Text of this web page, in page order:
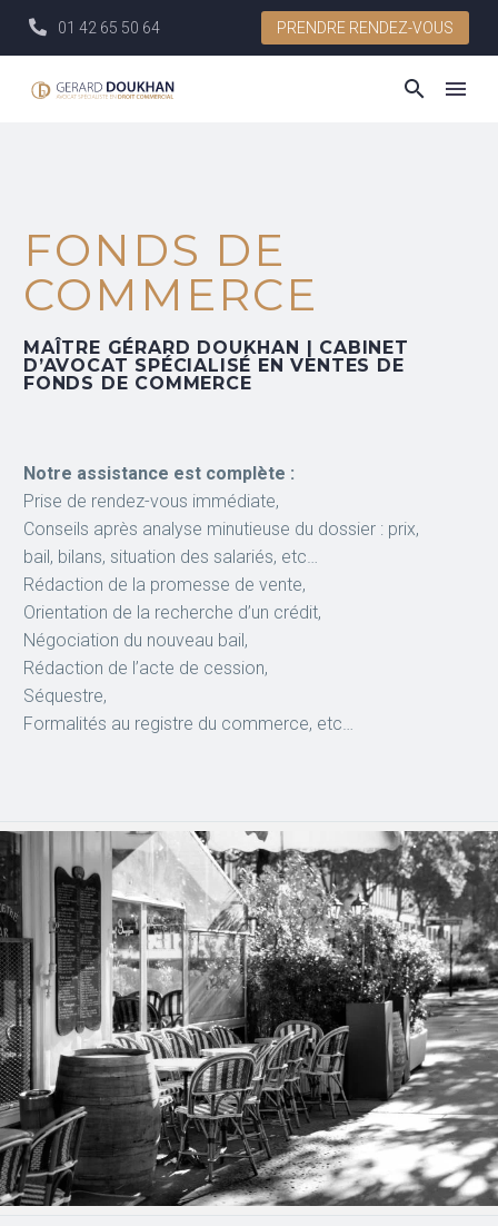
01 42 65 50 64 PRENDRE RENDEZ-VOUS
FONDS DE
COMMERCE
MAÎTRE GÉRARD DOUKHAN | CABINET
D’AVOCAT SPÉCIALISÉ EN VENTES DE
FONDS DE COMMERCE
Notre assistance est complète :
Prise de rendez-vous immédiate,
Conseils après analyse minutieuse du dossier : prix,
bail, bilans, situation des salariés, etc…
Rédaction de la promesse de vente,
Orientation de la recherche d’un crédit,
Négociation du nouveau bail,
Rédaction de l’acte de cession,
Séquestre,
Formalités au registre du commerce, etc…